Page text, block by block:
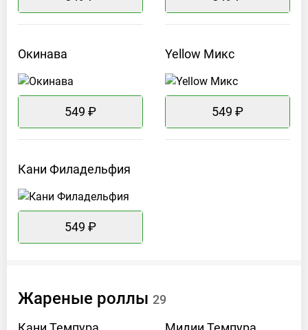
Окинава
549 ₽
Yellow Микс
549 ₽
Кани Филадельфия
549 ₽
Жареные роллы 29